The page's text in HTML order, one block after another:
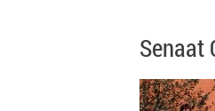
Senaat